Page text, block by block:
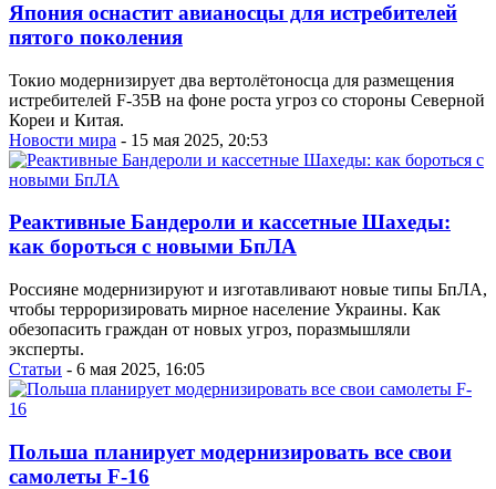
Япония оснастит авианосцы для истребителей
пятого поколения
Токио модернизирует два вертолётоносца для размещения
истребителей F-35B на фоне роста угроз со стороны Северной
Кореи и Китая.
Новости мира - 15 мая 2025, 20:53
Реактивные Бандероли и кассетные Шахеды:
как бороться с новыми БпЛА
Россияне модернизируют и изготавливают новые типы БпЛА,
чтобы терроризировать мирное население Украины. Как
обезопасить граждан от новых угроз, поразмышляли
эксперты.
Статьи - 6 мая 2025, 16:05
Польша планирует модернизировать все свои
самолеты F-16